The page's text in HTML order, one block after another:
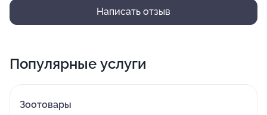
Написать отзыв
Популярные услуги
Зоотовары